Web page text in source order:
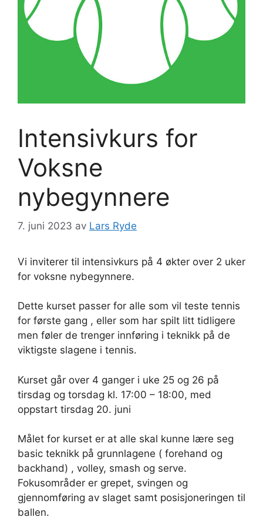
Intensivkurs for
Voksne
nybegynnere
7. juni 2023 av Lars Ryde
Vi inviterer til intensivkurs på 4 økter over 2 uker
for voksne nybegynnere.
Dette kurset passer for alle som vil teste tennis
for første gang , eller som har spilt litt tidligere
men føler de trenger innføring i teknikk på de
viktigste slagene i tennis.
Kurset går over 4 ganger i uke 25 og 26 på
tirsdag og torsdag kl. 17:00 – 18:00, med
oppstart tirsdag 20. juni
Målet for kurset er at alle skal kunne lære seg
basic teknikk på grunnlagene ( forehand og
backhand) , volley, smash og serve.
Fokusområder er grepet, svingen og
gjennomføring av slaget samt posisjoneringen til
ballen.